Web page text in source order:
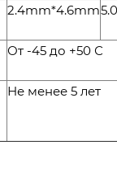
2.4mm*4.6mm
От -45 до +50 С
Не менее 5 лет